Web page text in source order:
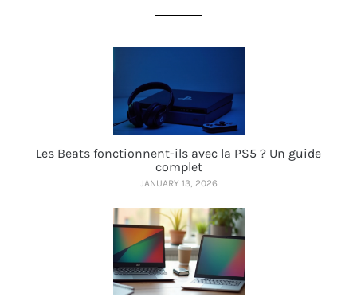
Les Beats fonctionnent-ils avec la PS5 ? Un guide
complet
JANUARY 13, 2026